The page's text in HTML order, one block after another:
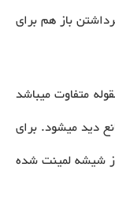
باز هم برای
متفاوت میباشد
دید میشود. برای
شیشه لمینت شده